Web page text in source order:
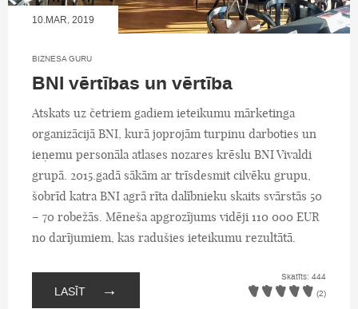
10.MAR, 2019
BIZNESA GURU
BNI vērtības un vērtība
Atskats uz četriem gadiem ieteikumu mārketinga
organizācijā BNI, kurā joprojām turpinu darboties un
ieņemu personāla atlases nozares krēslu BNI Vivaldi
grupā. 2015.gadā sākām ar trīsdesmit cilvēku grupu,
šobrīd katra BNI agrā rīta dalībnieku skaits svārstās 50
– 70 robežās. Mēneša apgrozījums vidēji 110 000 EUR
no darījumiem, kas radušies ieteikumu rezultātā.
LASĪT →
Skatīts: 444
(2)